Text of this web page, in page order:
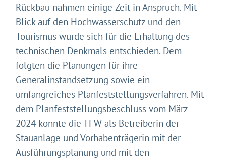
Rückbau nahmen einige Zeit in Anspruch. Mit
Blick auf den Hochwasserschutz und den
Tourismus wurde sich für die Erhaltung des
technischen Denkmals entschieden. Dem
folgten die Planungen für ihre
Generalinstandsetzung sowie ein
umfangreiches Planfeststellungsverfahren. Mit
dem Planfeststellungsbeschluss vom März
2024 konnte die TFW als Betreiberin der
Stauanlage und Vorhabenträgerin mit der
Ausführungsplanung und mit den